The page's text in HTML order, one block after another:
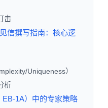
击
信撰写指南：核心逻
Uniqueness）
析
1A）中的专家策略